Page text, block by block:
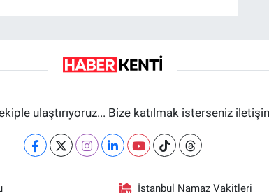
ulaştırıyoruz... Bize katılmak isterseniz
İstanbul Namaz Vakitleri